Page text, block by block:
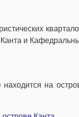
Канта и
на